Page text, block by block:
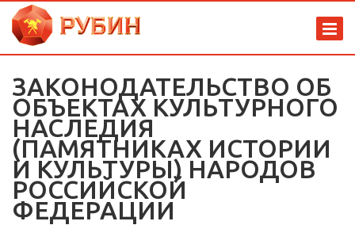
ЗАКОНОДАТЕЛЬСТВО ОБ
ОБЪЕКТАХ КУЛЬТУРНОГО
НАСЛЕДИЯ
(ПАМЯТНИКАХ ИСТОРИИ
И КУЛЬТУРЫ) НАРОДОВ
РОССИЙСКОЙ
ФЕДЕРАЦИИ